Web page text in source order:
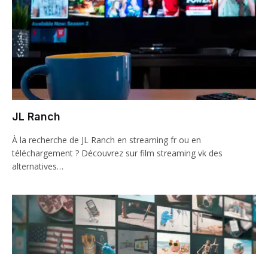
JL Ranch
À la recherche de JL Ranch en streaming fr ou en
téléchargement ? Découvrez sur film streaming vk des
alternatives…